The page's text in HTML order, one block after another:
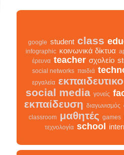
google student class
infographic κοινωνικά δίκτυα
έρευνα
teacher σχολείο
παιδιά
εργαλεία
social media γονείς
εκπαίδευση διαγωνισμός
μαθητές games
τεχνολογία school